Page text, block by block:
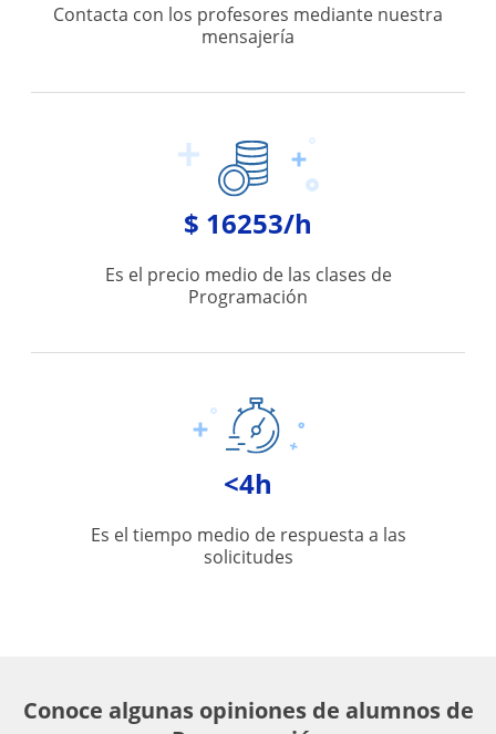
Contacta con los profesores mediante nuestra
mensajería
$ 16253/h
Es el precio medio de las clases de
Programación
<4h
Es el tiempo medio de respuesta a las
solicitudes
Conoce algunas opiniones de alumnos de